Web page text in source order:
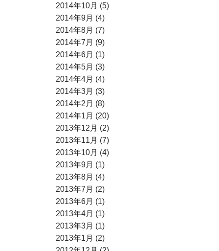
2014年10月 (5)
2014年9月 (4)
2014年8月 (7)
2014年7月 (9)
2014年6月 (1)
2014年5月 (3)
2014年4月 (4)
2014年3月 (3)
2014年2月 (8)
2014年1月 (20)
2013年12月 (2)
2013年11月 (7)
2013年10月 (4)
2013年9月 (1)
2013年8月 (4)
2013年7月 (2)
2013年6月 (1)
2013年4月 (1)
2013年3月 (1)
2013年1月 (2)